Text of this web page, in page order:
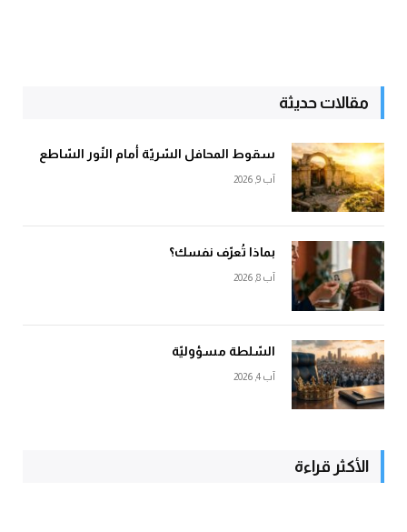
مقالات حديثة
سقوط المحافل السّريّة أمام النّور السّاطع
آب 9, 2026
بماذا تُعرّف نفسك؟
آب 8, 2026
السّلطة مسؤوليّة
آب 4, 2026
الأكثر قراءة